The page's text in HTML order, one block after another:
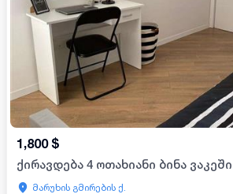
1,800 $
ქირავდება 4 ოთახიანი ბინა ვაკეში
მარუხის გმირების ქ.